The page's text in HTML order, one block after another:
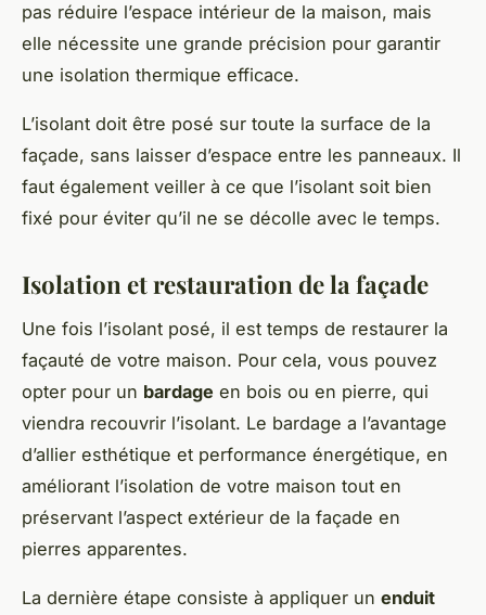
pas réduire l’espace intérieur de la maison, mais
elle nécessite une grande précision pour garantir
une isolation thermique efficace.
L’isolant doit être posé sur toute la surface de la
façade, sans laisser d’espace entre les panneaux. Il
faut également veiller à ce que l’isolant soit bien
fixé pour éviter qu’il ne se décolle avec le temps.
Isolation et restauration de la façade
Une fois l’isolant posé, il est temps de restaurer la
façauté de votre maison. Pour cela, vous pouvez
opter pour un bardage en bois ou en pierre, qui
viendra recouvrir l’isolant. Le bardage a l’avantage
d’allier esthétique et performance énergétique, en
améliorant l’isolation de votre maison tout en
préservant l’aspect extérieur de la façade en
pierres apparentes.
La dernière étape consiste à appliquer un enduit